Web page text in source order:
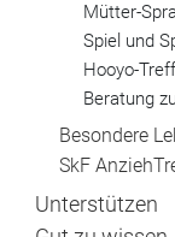
Mütter-
Spiel und
Hooyo-Treff
Beratung
Besondere
SkF
Unterstützen